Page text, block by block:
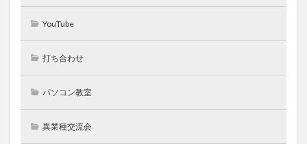
YouTube
打ち合わせ
パソコン教室
異業種交流会